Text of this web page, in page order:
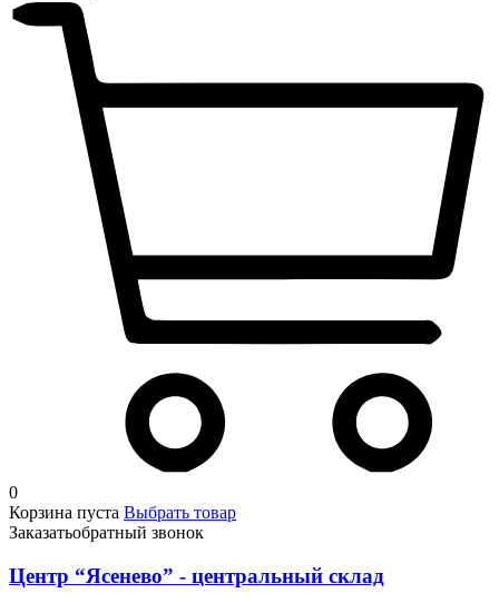
0
Корзина пуста Выбрать товар
Заказатьобратный звонок
Центр “Ясенево” - центральный склад